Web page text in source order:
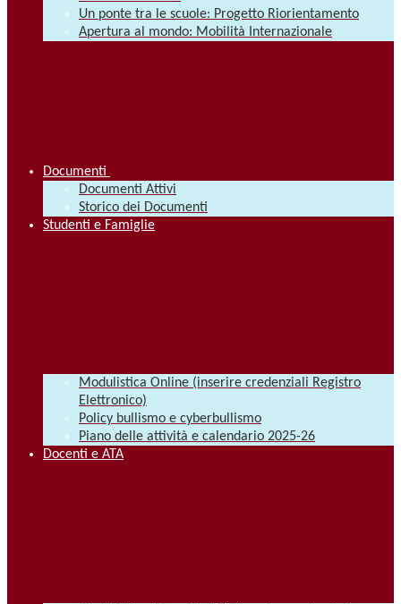
Un ponte tra le scuole: Progetto Riorientamento
Apertura al mondo: Mobilità Internazionale
Documenti
Documenti Attivi
Storico dei Documenti
Studenti e Famiglie
Modulistica Online (inserire credenziali Registro
Elettronico)
Policy bullismo e cyberbullismo
Piano delle attività e calendario 2025-26
Docenti e ATA